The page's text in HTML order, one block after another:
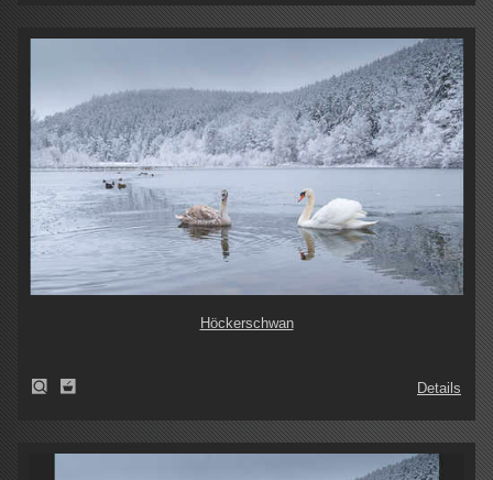
Höckerschwan
Details